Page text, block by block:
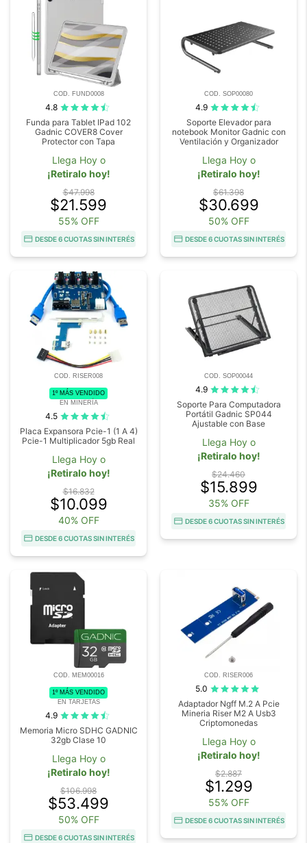
COD. FUND0008
4.8
Funda para Tablet IPad 102
Gadnic COVER8 Cover
Protector con Tapa
Llega Hoy o
¡Retiralo hoy!
$47.998
$21.599
55% OFF
DESDE 6 CUOTAS SIN INTERÉS
COD. SOP00080
4.9
Soporte Elevador para
notebook Monitor Gadnic con
Ventilación y Organizador
Llega Hoy o
¡Retiralo hoy!
$61.398
$30.699
50% OFF
DESDE 6 CUOTAS SIN INTERÉS
COD. RISER008
1º MÁS VENDIDO
EN MINERÍA
4.5
Placa Expansora Pcie-1 (1 A 4)
Pcie-1 Multiplicador 5gb Real
Llega Hoy o
¡Retiralo hoy!
$16.832
$10.099
40% OFF
DESDE 6 CUOTAS SIN INTERÉS
COD. SOP00044
4.9
Soporte Para Computadora
Portátil Gadnic SP044
Ajustable con Base
Llega Hoy o
¡Retiralo hoy!
$24.460
$15.899
35% OFF
DESDE 6 CUOTAS SIN INTERÉS
COD. MEM00016
1º MÁS VENDIDO
EN TARJETAS
4.9
Memoria Micro SDHC GADNIC
32gb Clase 10
Llega Hoy o
¡Retiralo hoy!
$106.998
$53.499
50% OFF
DESDE 6 CUOTAS SIN INTERÉS
COD. RISER006
5.0
Adaptador Ngff M.2 A Pcie
Mineria Riser M2 A Usb3
Criptomonedas
Llega Hoy o
¡Retiralo hoy!
$2.887
$1.299
55% OFF
DESDE 6 CUOTAS SIN INTERÉS